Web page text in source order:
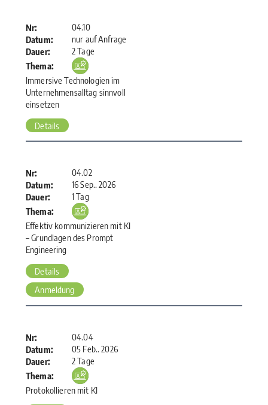
Nr: 04.10
Thema:
Immersive Technologien im
Unternehmensalltag sinnvoll
einsetzen
Details
Datum:
nur auf Anfrage
Dauer:
2 Tage
Nr: 04.02
Thema:
Effektiv kommunizieren mit KI
– Grundlagen des Prompt
Engineering
Details
Anmeldung
Datum:
16 Sep.. 2026
Dauer:
1 Tag
Nr: 04.04
Thema:
Protokollieren mit KI
Datum:
05 Feb.. 2026
Dauer:
2 Tage